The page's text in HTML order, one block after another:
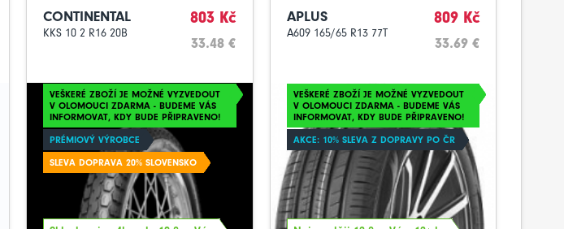
CONTINENTAL
KKS 10 2 R16 20B
803 Kč
33.48 €
VEŠKERÉ ZBOŽÍ JE MOŽNÉ VYZVEDOUT
V OLOMOUCI ZDARMA - BUDEME VÁS
INFORMOVAT, KDY BUDE PŘIPRAVENO!
PRÉMIOVÝ VÝROBCE
SLEVA DOPRAVA 20% SLOVENSKO
APLUS
A609 165/65 R13 77T
809 Kč
33.69 €
VEŠKERÉ ZBOŽÍ JE MOŽNÉ VYZVEDOUT
V OLOMOUCI ZDARMA - BUDEME VÁS
INFORMOVAT, KDY BUDE PŘIPRAVENO!
AKCE: 10% SLEVA Z DOPRAVY PO ČR